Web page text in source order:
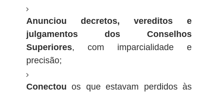
Anunciou decretos, vereditos e
julgamentos dos Conselhos
Superiores, com imparcialidade e
precisão;
Conectou os que estavam perdidos às